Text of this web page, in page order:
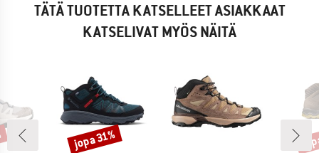
TÄTÄ TUOTETTA KATSELLEET ASIAKKAAT
KATSELIVAT MYÖS NÄITÄ
Alennus
jopa 31%